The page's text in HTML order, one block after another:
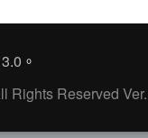
。
Rights Reserved